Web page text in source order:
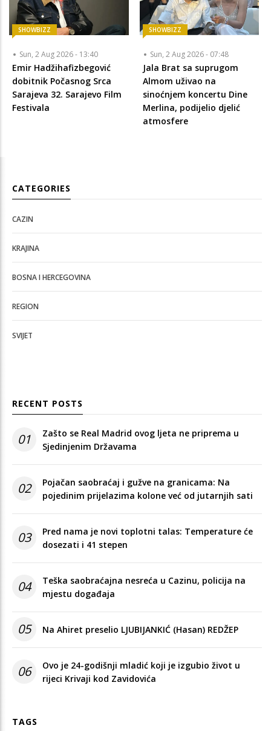
SHOWBIZZ
Sun, 2 Aug 2026 - 13:40
Emir Hadžihafizbegović
dobitnik Počasnog Srca
Sarajeva 32. Sarajevo Film
Festivala
SHOWBIZZ
Sun, 2 Aug 2026 - 07:48
Jala Brat sa suprugom
Almom uživao na
sinoćnjem koncertu Dine
Merlina, podijelio djelić
atmosfere
CATEGORIES
CAZIN
KRAJINA
BOSNA I HERCEGOVINA
REGION
SVIJET
RECENT POSTS
01
Zašto se Real Madrid ovog ljeta ne priprema u
Sjedinjenim Državama
02
Pojačan saobraćaj i gužve na granicama: Na
pojedinim prijelazima kolone već od jutarnjih sati
03
Pred nama je novi toplotni talas: Temperature će
dosezati i 41 stepen
04
Teška saobraćajna nesreća u Cazinu, policija na
mjestu događaja
05 Na Ahiret preselio LJUBIJANKIĆ (Hasan) REDŽEP
06
Ovo je 24-godišnji mladić koji je izgubio život u
rijeci Krivaji kod Zavidovića
TAGS